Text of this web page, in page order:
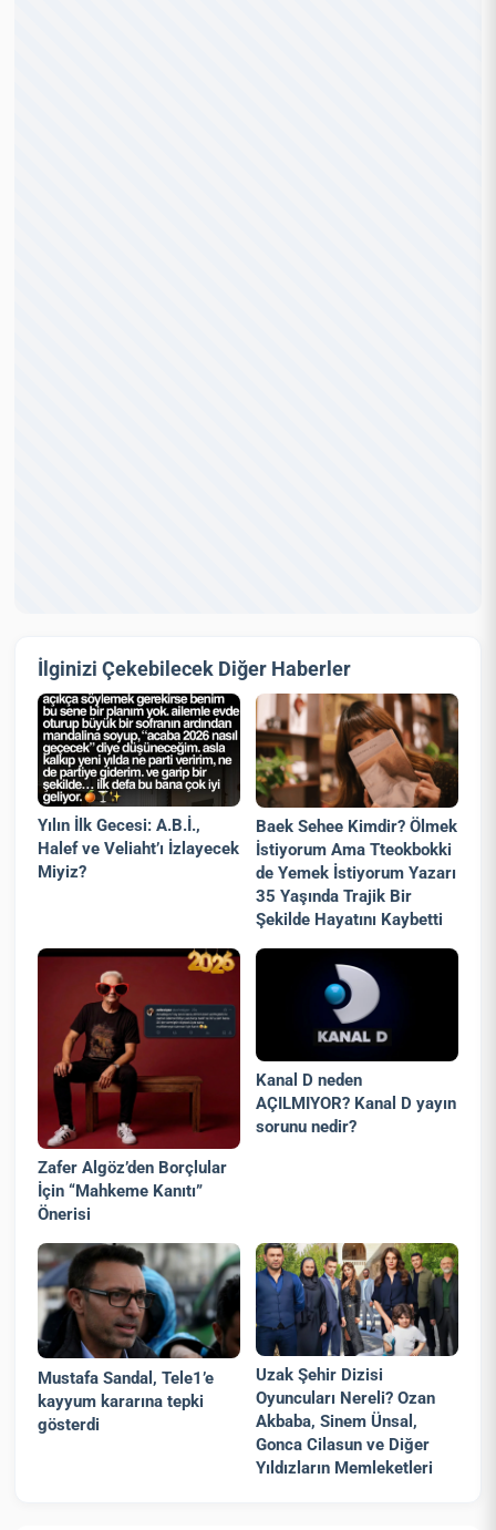
İlginizi Çekebilecek Diğer Haberler
Yılın İlk Gecesi: A.B.İ.,
Halef ve Veliaht’ı İzlayecek
Miyiz?
Baek Sehee Kimdir? Ölmek
İstiyorum Ama Tteokbokki
de Yemek İstiyorum Yazarı
35 Yaşında Trajik Bir
Şekilde Hayatını Kaybetti
Zafer Algöz’den Borçlular
İçin “Mahkeme Kanıtı”
Önerisi
Kanal D neden
AÇILMIYOR? Kanal D yayın
sorunu nedir?
Mustafa Sandal, Tele1’e
kayyum kararına tepki
gösterdi
Uzak Şehir Dizisi
Oyuncuları Nereli? Ozan
Akbaba, Sinem Ünsal,
Gonca Cilasun ve Diğer
Yıldızların Memleketleri